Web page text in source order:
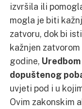
izvršila ili
mogla je biti
zatvoru, dok bi
kažnjen
godine,
dopuštenog
uvjeti pod i u
Ovim zakonskim